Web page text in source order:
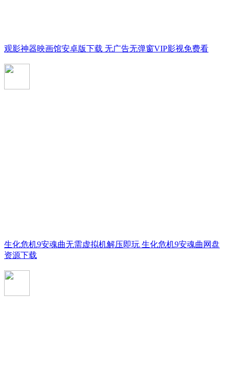
观影神器映画馆安卓版下载 无广告无弹窗VIP影视免费看
生化危机9安魂曲无需虚拟机解压即玩 生化危机9安魂曲网盘
资源下载